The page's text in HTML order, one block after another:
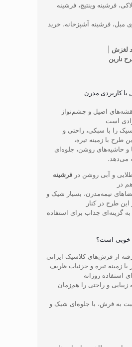
فرشینه وینتیج، فرشینه
مبل، فرشینه آشپزخانه، خرید
لغزش
نارین
با کاربردی مدرن
نقشه‌های اصیل و چشم‌نواز
است
را با سبکی، راحتی و
طرح با زمینه تیره،
و حاشیه‌های روشن، جلوه‌ای
می‌دهد.
و آبی روشن در فرشینه
در
نیمه‌مدرن، بسیار شیک و
طرح در کنار
گزینه‌ای جذاب برای استفاده
خوبی است؟
از فرش‌های کلاسیک ایرانی
زمینه تیره و جزئیات ظریف
استفاده روزانه
و راحتی را هم‌زمان
به فرش، با جلوه‌ای شیک و